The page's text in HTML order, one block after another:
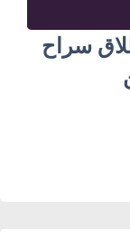
سراح